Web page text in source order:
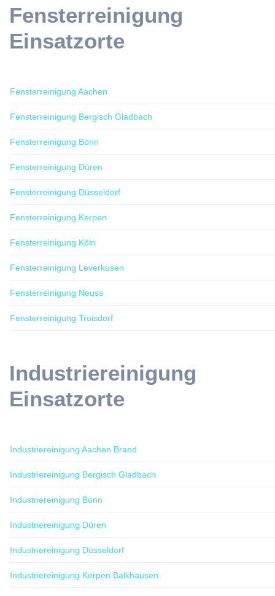
Fensterreinigung
Einsatzorte
Fensterreinigung Aachen
Fensterreinigung Bergisch Gladbach
Fensterreinigung Bonn
Fensterreinigung Düren
Fensterreinigung Düsseldorf
Fensterreinigung Kerpen
Fensterreinigung Köln
Fensterreinigung Leverkusen
Fensterreinigung Neuss
Fensterreinigung Troisdorf
Industriereinigung
Einsatzorte
Industriereinigung Aachen Brand
Industriereinigung Bergisch Gladbach
Industriereinigung Bonn
Industriereinigung Düren
Industriereinigung Düsseldorf
Industriereinigung Kerpen Balkhausen